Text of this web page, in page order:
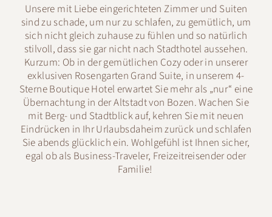
Unsere mit Liebe eingerichteten Zimmer und Suiten
sind zu schade, um nur zu schlafen, zu gemütlich, um
sich nicht gleich zuhause zu fühlen und so natürlich
stilvoll, dass sie gar nicht nach Stadthotel aussehen.
Kurzum: Ob in der gemütlichen Cozy oder in unserer
exklusiven Rosengarten Grand Suite, in unserem 4-
Sterne Boutique Hotel erwartet Sie mehr als „nur“ eine
Übernachtung in der Altstadt von Bozen. Wachen Sie
mit Berg- und Stadtblick auf, kehren Sie mit neuen
Eindrücken in Ihr Urlaubsdaheim zurück und schlafen
Sie abends glücklich ein. Wohlgefühl ist Ihnen sicher,
egal ob als Business-Traveler, Freizeitreisender oder
Familie!